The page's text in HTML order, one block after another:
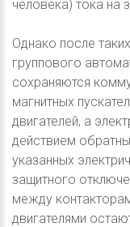
человека) тока на
Однако после
группового
сохраняются
магнитных
двигателей, а
действием
указанных
защитного
между
двигателями